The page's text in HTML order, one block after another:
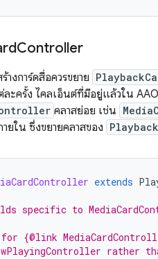
Controller
งการ์ดสื่อควรขยาย
ะครั้ง ไคลเอ็นต์ที่มีอยู่แล้วใน
คลาสย่อย เช่น
ใน ซึ่งขยายคลาสของ
extends
specific to
{@link
rather